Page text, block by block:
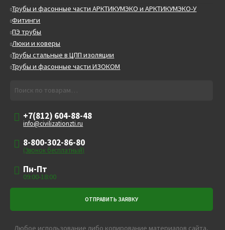
Трубы и фасонные части АРКТИКУМЭКО и АРКТИКУМЭКО-У
Фитинги
ПЭ трубы
Люки и коверы
Трубы стальные в ЦПП изоляции
Трубы и фасонные части ИЗОКОМ
+7(812) 604-88-48
info@civilizationzti.ru
8-800-302-86-80
(Звонок бесплатный)
Пн-Пт
09:00-18:00
Любое использование либо копирование материалов сайта,